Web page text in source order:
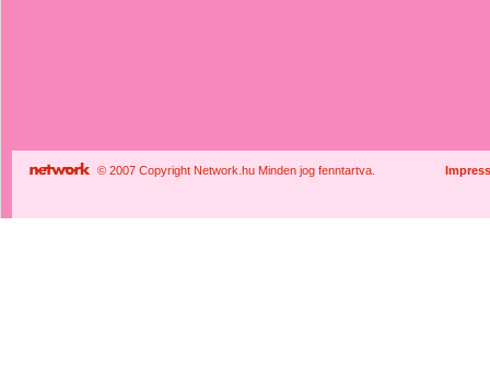
© 2007 Copyright Network.hu Minden jog fenntartva.